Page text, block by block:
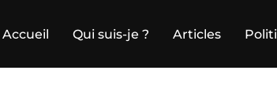
Accueil Qui suis-je ? Articles